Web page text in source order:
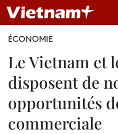
ÉCONOMIE
Le Vietnam et
disposent de
opportunités
commerciale